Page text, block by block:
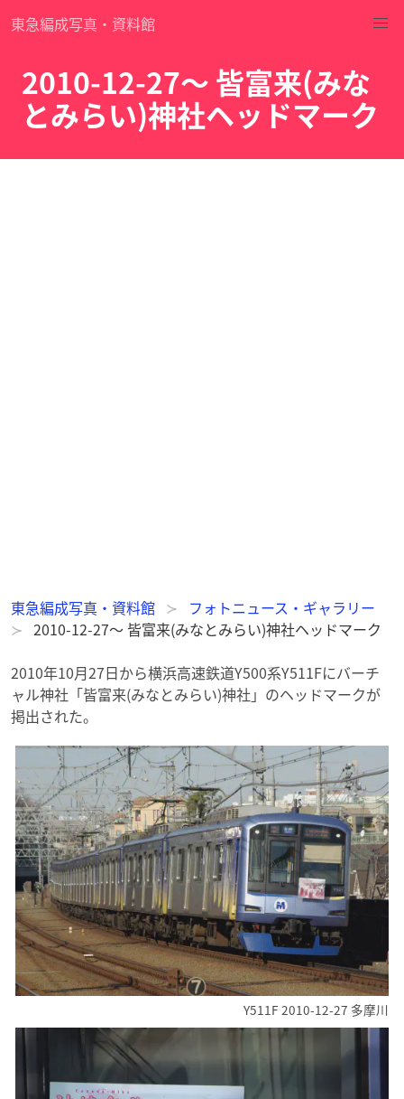
東急編成写真・資料館
2010-12-27～ 皆富来(みな
とみらい)神社ヘッドマーク
東急編成写真・資料館
フォトニュース・ギャラリー
2010-12-27～ 皆富来(みなとみらい)神社ヘッドマーク
2010年10月27日から横浜高速鉄道Y500系Y511Fにバーチ
ャル神社「皆富来(みなとみらい)神社」のヘッドマークが
掲出された。
Y511F 2010-12-27 多摩川